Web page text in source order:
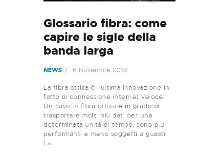
Glossario fibra: come
capire le sigle della
banda larga
NEWS 6 Novembre 2018
La fibra ottica è l’ultima innovazione in
fatto di connessione internet veloce.
Un cavo in fibra ottica è in grado di
trasportare molti più dati per una
determinata unità di tempo, sono più
performanti e meno soggetti a guasti.
La…